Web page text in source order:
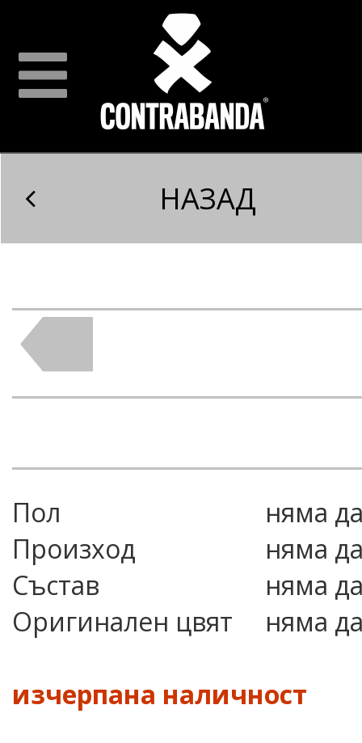
НАЗАД
Пол
няма
Произход
няма
Състав
няма
Оригинален цвят
няма
изчерпана наличност